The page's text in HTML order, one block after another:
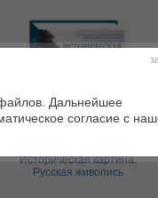
Историческая картина.
Русская живопись
Дальнейшее
согласие с